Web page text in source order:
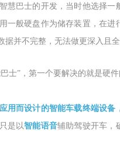
慧巴士的开发，当时他选择一
一般硬盘作为储存装置，在进
据并不完整，无法做更深入且
士”，第一个要解决的就是硬
用而设计的智能车载终端设
是以智能语音辅助驾驶开车，